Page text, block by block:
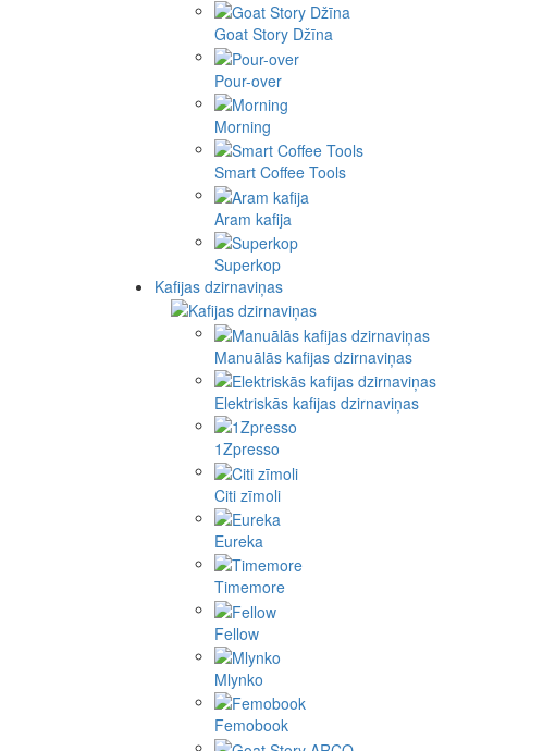
Goat Story Džīna
Pour-over
Morning
Smart Coffee Tools
Aram kafija
Superkop
Kafijas dzirnaviņas
Manuālās kafijas dzirnaviņas
Elektriskās kafijas dzirnaviņas
1Zpresso
Citi zīmoli
Eureka
Timemore
Fellow
Mlynko
Femobook